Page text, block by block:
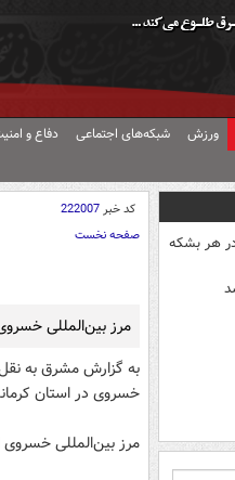
ورزش شبکه‌های اجتماعی دفاع و
و ۵۵ سنت در هر بشکه
کد خبر222007
صفحه نخست
مرز بین‌المللی
به گزارش مشرق به نقل
خسروی در استان
مرز بین‌المللی خسروی